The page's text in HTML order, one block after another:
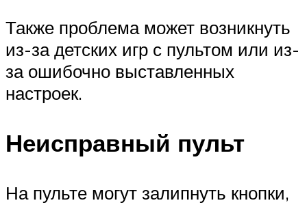
Также проблема может возникнуть
из-за детских игр с пультом или из-
за ошибочно выставленных
настроек.
Неисправный пульт
На пульте могут залипнуть кнопки,